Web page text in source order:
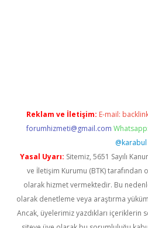
Reklam ve İletişim: E-mail:
forumhizmeti@gmail.com
@karabul
Yasal Uyarı: Sitemiz, 5651 Sayılı
ve İletişim Kurumu (BTK) tarafından
olarak hizmet vermektedir. Bu
olarak denetleme veya araştırma
Ancak, üyelerimiz yazdıkları içeriklerin